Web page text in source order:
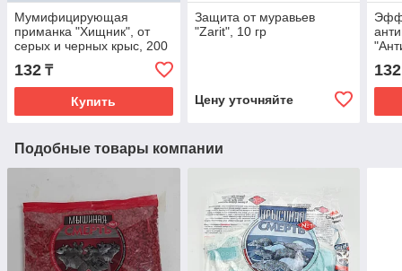
Мумифицирующая
приманка "Хищник", от
серых и черных крыс, 200
132 ₸
Купить
Защита от муравьев
"Zarit", 10 гр
Цену уточняйте
132
Подобные товары компании